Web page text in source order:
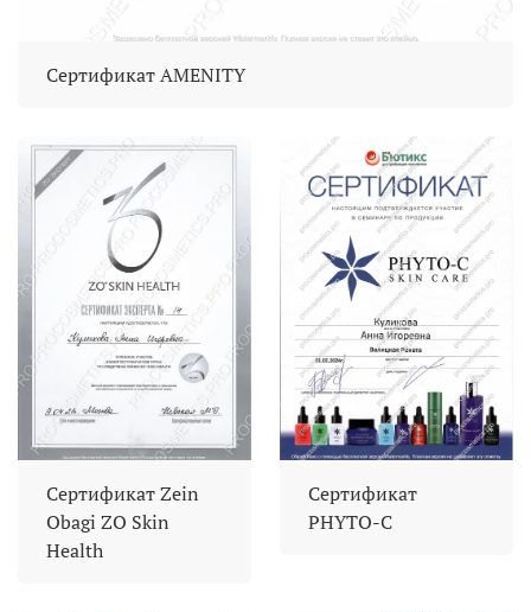
Сертификат AMENITY
Сертификат Zein
Obagi ZO Skin
Health
Сертификат
PHYTO-C